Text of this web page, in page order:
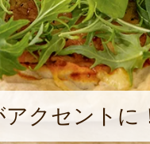
クセントに